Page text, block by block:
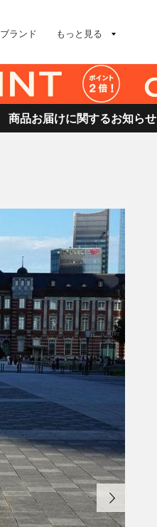
ブランド もっと見る
商品お届けに関するお知らせ